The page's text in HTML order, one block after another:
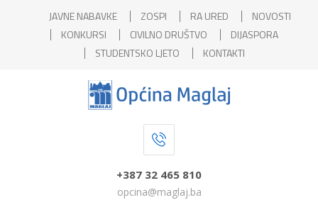
JAVNE NABAVKE ZOSPI RA URED
NOVOSTI
KONKURSI
CIVILNO DRUŠTVO
DIJASPORA
STUDENTSKO LJETO
KONTAKTI
+387 32 465 810
opcina@maglaj.ba